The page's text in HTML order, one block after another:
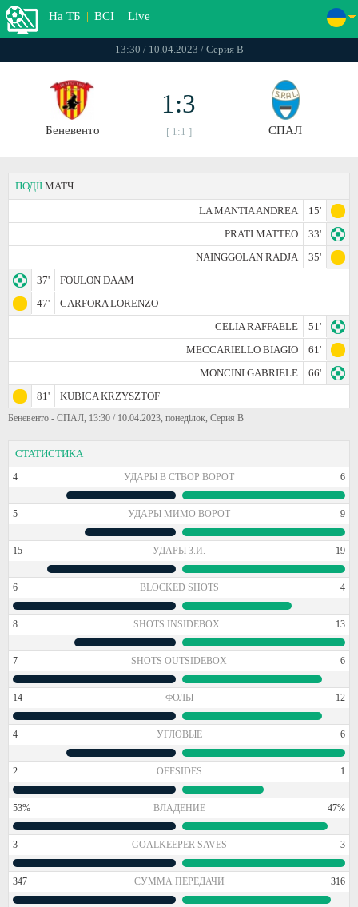
На ТБ | ВСІ | Live
13:30 / 10.04.2023 / Серия В
Беневенто
1:3
[ 1:1 ] СПАЛ
ПОДІЇ МАТЧ
LA MANTIA ANDREA
15'
PRATI MATTEO
33'
NAINGGOLAN RADJA
35'
37'
FOULON DAAM
47'
CARFORA LORENZO
CELIA RAFFAELE
51'
MECCARIELLO BIAGIO
61'
MONCINI GABRIELE
66'
81'
KUBICA KRZYSZTOF
Беневенто - СПАЛ, 13:30 / 10.04.2023, понеділок, Серия В
СТАТИСТИКА
4 УДАРЫ В СТВОР ВОРОТ 6
5 УДАРЫ МИМО ВОРОТ 9
15 УДАРЫ З.И. 19
6 BLOCKED SHOTS 4
8 SHOTS INSIDEBOX 13
7 SHOTS OUTSIDEBOX 6
14 ФОЛЫ 12
4 УГЛОВЫЕ 6
2 OFFSIDES 1
53% ВЛАДЕНИЕ 47%
3 GOALKEEPER SAVES 3
347 СУММА ПЕРЕДАЧИ 316